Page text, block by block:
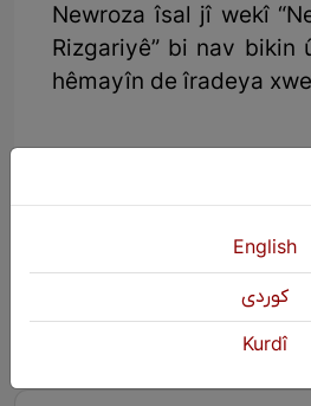
Newroza îsal jî wekî
Rizgariyê” bi nav bikin
hêmayîn de îradeya
English
كوردی
Kurdî